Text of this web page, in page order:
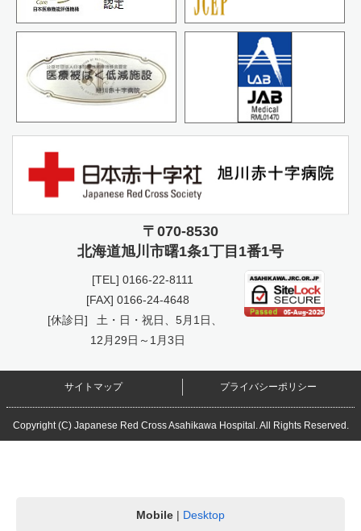
〒070-8530
北海道旭川市曙1条1丁目1番1号
[TEL] 0166-22-8111
[FAX] 0166-24-4648
[休診日]
土・日・祝日、5月1日、
12月29日～1月3日
サイトマップ プライバシーポリシー
Copyright (C) Japanese Red Cross Asahikawa Hospital. All Rights Reserved.
Mobile | Desktop